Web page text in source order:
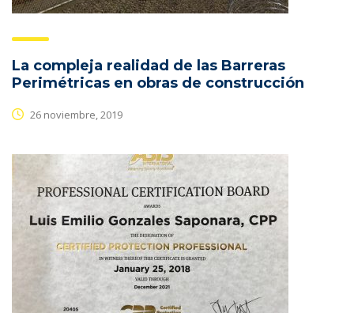
La compleja realidad de las Barreras
Perimétricas en obras de construcción
26 noviembre, 2019